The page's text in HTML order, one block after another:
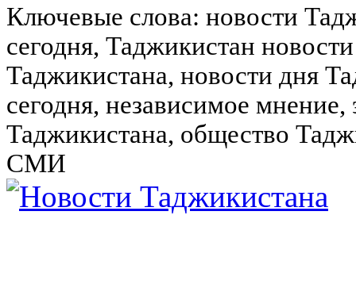
Ключевые слова: новости
сегодня, Таджикистан
Таджикистана, новости дня
сегодня, независимое
Таджикистана, общество
СМИ